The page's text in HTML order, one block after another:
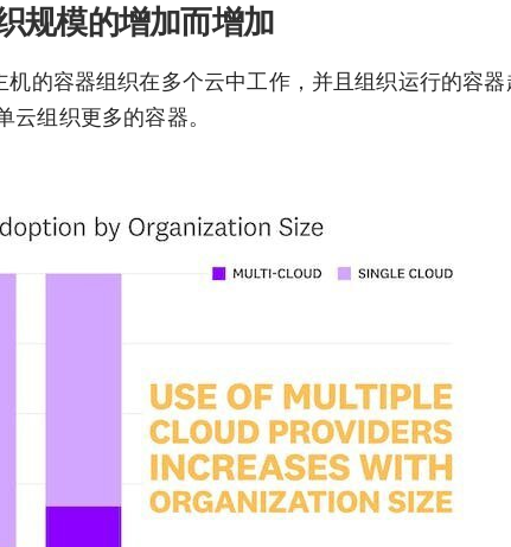
规模的增加而增加
的容器组织在多个云中工作，并且组织运行的容器
组织更多的容器。